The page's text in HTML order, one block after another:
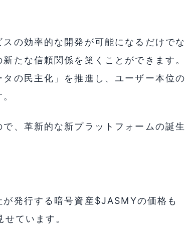
の効率的な開発が可能になるだけでな
たな信頼関係を築くことができます。
の民主化」を推進し、ユーザー本位の
、革新的な新プラットフォームの誕生
発行する暗号資産$JASMYの価格も
ています。